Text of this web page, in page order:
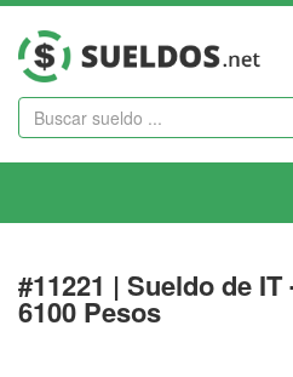
#11221 | Sueldo de
6100 Pesos